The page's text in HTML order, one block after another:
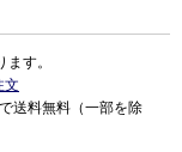
ます。
文
送料無料（一部を除